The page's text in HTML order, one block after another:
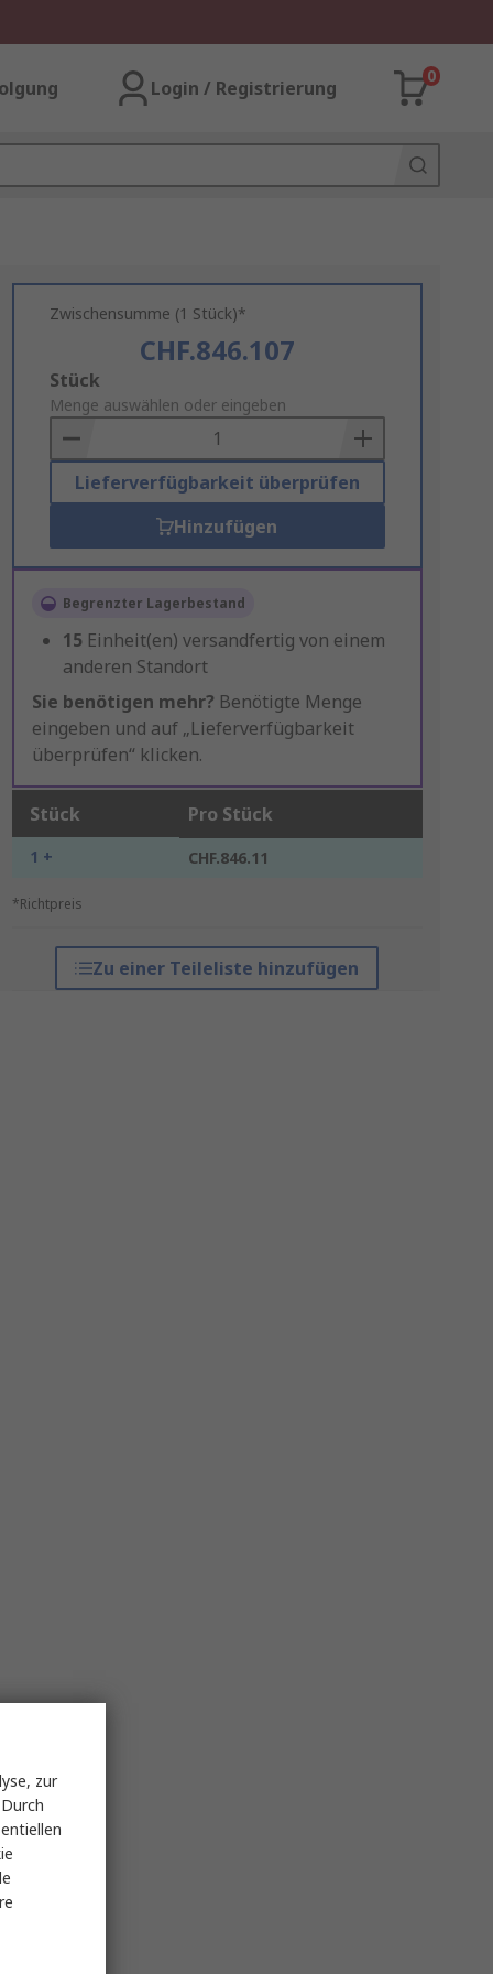
Login / Registrierung
0
Zwischensumme (1 Stück)*
CHF.846.107
Add
to
Basket
Stück
Menge auswählen oder eingeben
Lieferverfügbarkeit überprüfen
Hinzufügen
Begrenzter Lagerbestand
15 Einheit(en) versandfertig von einem
anderen Standort
Sie benötigen mehr? Benötigte Menge
eingeben und auf „Lieferverfügbarkeit
überprüfen“ klicken.
Stück Pro Stück
1 + CHF.846.11
*Richtpreis
Zu einer Teileliste hinzufügen
zur